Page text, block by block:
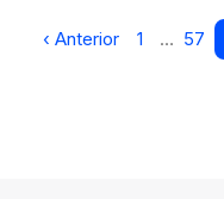
‹ Anterior 1 … 57